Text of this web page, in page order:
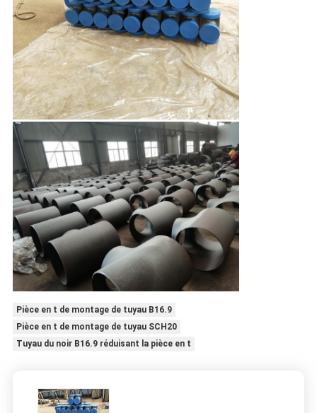
Pièce en t de montage de tuyau B16.9
Pièce en t de montage de tuyau SCH20
Tuyau du noir B16.9 réduisant la pièce en t